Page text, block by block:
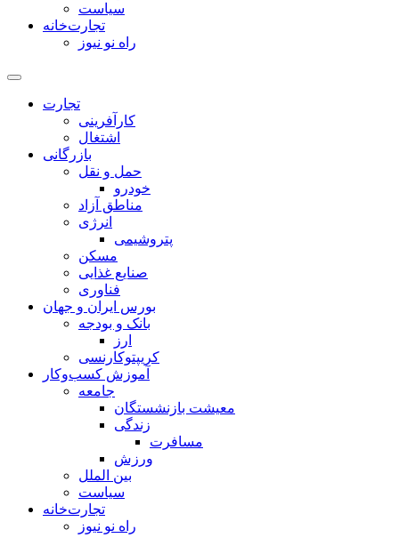
سیاست
تجارت‌خانه
راه نو نیوز
تجارت
کارآفرینی
اشتغال
بازرگانی
حمل و نقل
خودرو
مناطق آزاد
انرژی
پتروشیمی
مسکن
صنایع غذایی
فناوری
بورس ایران و جهان
بانک و بودجه
ارز
کریپتوکارنسی
آموزش کسب‌وکار
جامعه
معیشت بازنشستگان
زندگی
مسافرت
ورزش
بین الملل
سیاست
تجارت‌خانه
راه نو نیوز